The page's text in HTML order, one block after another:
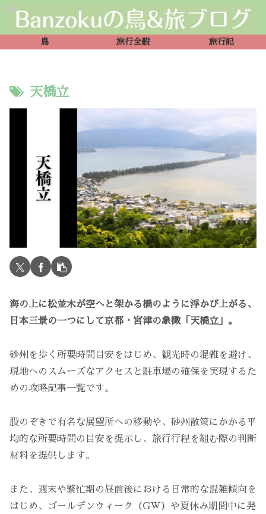
鳥 旅行全般 旅行記
天橋立
海の上に松並木が空へと架かる橋のように浮かび上がる、
日本三景の一つにして京都・宮津の象徴「天橋立」。
砂州を歩く所要時間目安をはじめ、観光時の混雑を避け、
現地へのスムーズなアクセスと駐車場の確保を実現するた
めの攻略記事一覧です。
股のぞきで有名な展望所への移動や、砂州散策にかかる平
均的な所要時間の目安を提示し、旅行行程を組む際の判断
材料を提供します。
また、週末や繁忙期の昼前後における日常的な混雑傾向を
はじめ、ゴールデンウィーク（GW）や夏休み期間中に発